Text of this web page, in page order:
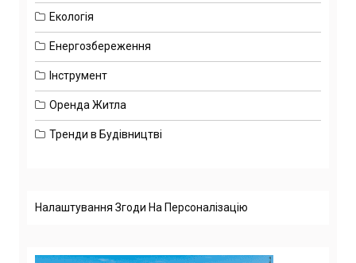
Екологія
Енергозбереження
Інструмент
Оренда Житла
Тренди в Будівництві
Налаштування Згоди На Персоналізацію